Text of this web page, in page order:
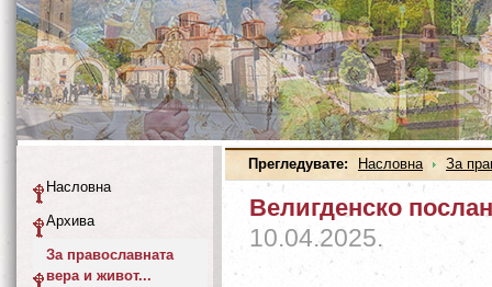
Прегледувате: Насловна За
Велигденско
10.04.2025.
Насловна
Архива
За православната
вера и живот...